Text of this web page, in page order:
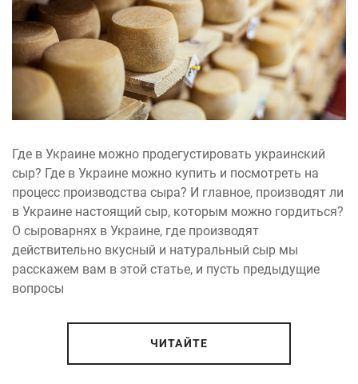
Где в Украине можно продегустировать украинский
сыр? Где в Украине можно купить и посмотреть на
процесс производства сыра? И главное, производят ли
в Украине настоящий сыр, которым можно гордиться?
О сыроварнях в Украине, где производят
действительно вкусный и натуральный сыр мы
расскажем вам в этой статье, и пусть предыдущие
вопросы
ЧИТАЙТЕ